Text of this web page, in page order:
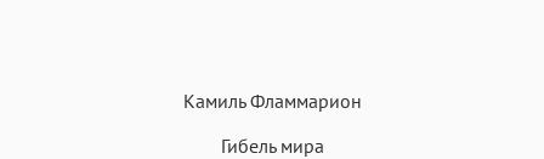
Камиль Фламмарион
Гибель мира